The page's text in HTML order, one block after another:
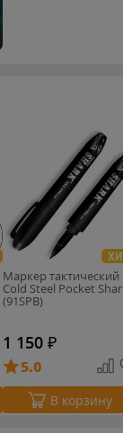
Маркер тактический
Cold Steel Pocket
(91SPB)
1 150 ₽
5.0
В корзину